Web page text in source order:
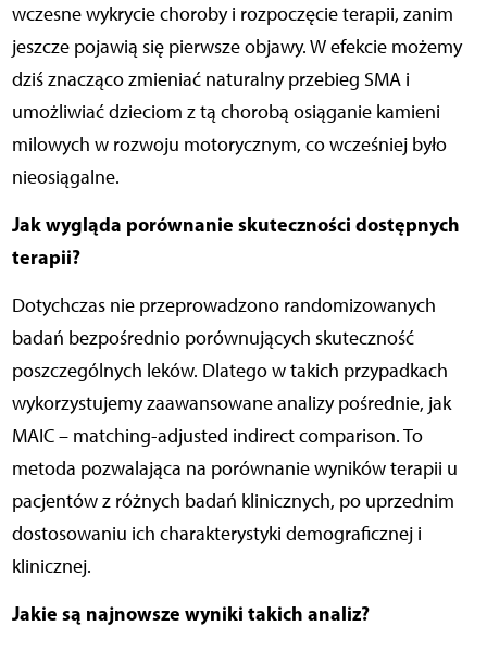
wczesne wykrycie choroby i rozpoczęcie terapii, zanim
jeszcze pojawią się pierwsze objawy. W efekcie możemy
dziś znacząco zmieniać naturalny przebieg SMA i
umożliwiać dzieciom z tą chorobą osiąganie kamieni
milowych w rozwoju motorycznym, co wcześniej było
nieosiągalne.
Jak wygląda porównanie skuteczności dostępnych
terapii?
Dotychczas nie przeprowadzono randomizowanych
badań bezpośrednio porównujących skuteczność
poszczególnych leków. Dlatego w takich przypadkach
wykorzystujemy zaawansowane analizy pośrednie, jak
MAIC – matching-adjusted indirect comparison. To
metoda pozwalająca na porównanie wyników terapii u
pacjentów z różnych badań klinicznych, po uprzednim
dostosowaniu ich charakterystyki demograficznej i
klinicznej.
Jakie są najnowsze wyniki takich analiz?